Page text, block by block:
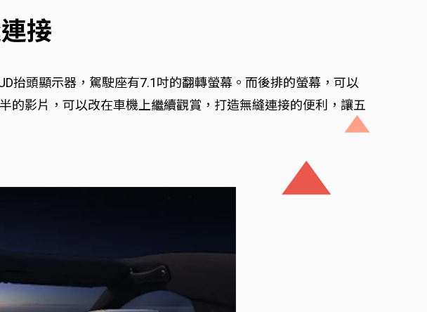
接
抬頭顯示器，駕駛座有7.1吋的翻轉螢幕。而後排的螢幕，可以
的影片，可以改在車機上繼續觀賞，打造無縫連接的便利，讓五